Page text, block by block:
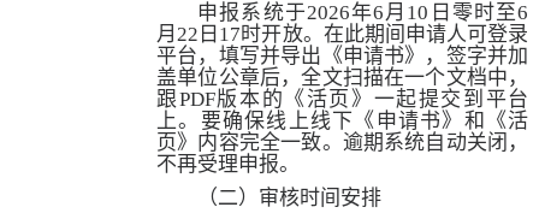
申报系统于2026年6月 10 日零时至6
月22 日 17时开放。在此期间申请人可登录
平台，填写并导出《申请书》，签字并加
盖单位公章后，全文扫描在一个文档中，
跟PDF版本的《活页》一起提交到平台
上。要确保线上线下《申请书》和《活
页》内容完全一致。逾期系统自动关闭，
不再受理申报。
（二）审核时间安排